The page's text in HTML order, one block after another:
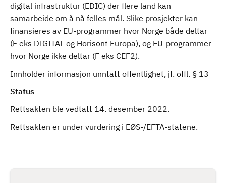
digital infrastruktur (EDIC) der flere land kan
samarbeide om å nå felles mål. Slike prosjekter kan
finansieres av EU-programmer hvor Norge både deltar
(F eks DIGITAL og Horisont Europa), og EU-programmer
hvor Norge ikke deltar (F eks CEF2).
Innholder informasjon unntatt offentlighet, jf. offl. § 13
Status
Rettsakten ble vedtatt 14. desember 2022.
Rettsakten er under vurdering i EØS-/EFTA-statene.